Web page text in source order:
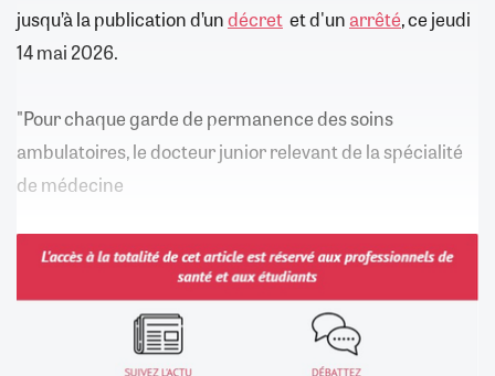
jusqu’à la publication d’undécret et d'un arrêté, ce jeudi
14 mai 2026.
"Pour chaque garde de permanence des soins
ambulatoires, le docteur junior relevant de la spécialité
de médecine